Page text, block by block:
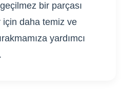
bir parçası
daha temiz ve
yardımcı